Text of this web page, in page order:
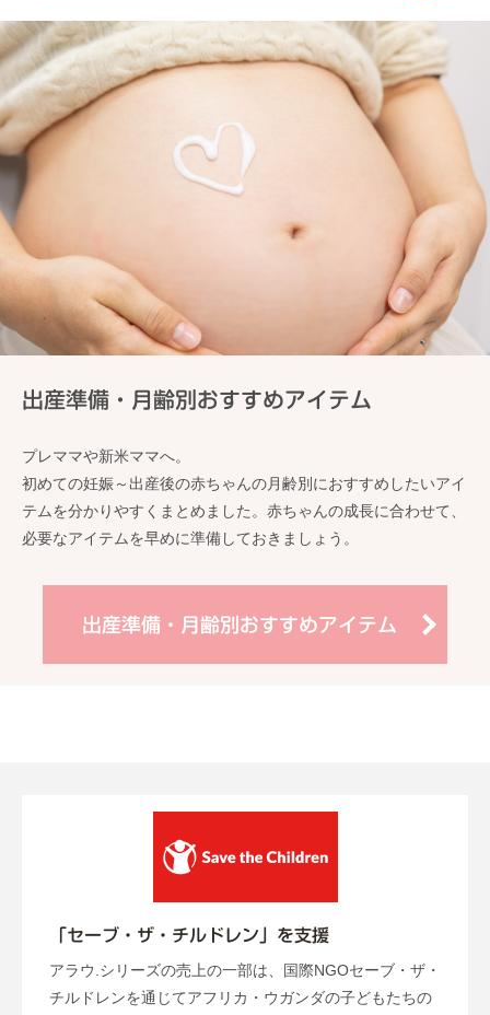
出産準備・月齢別おすすめアイテム
プレママや新米ママへ。
初めての妊娠～出産後の赤ちゃんの月齢別におすすめしたいアイ
テムを分かりやすくまとめました。赤ちゃんの成長に合わせて、
必要なアイテムを早めに準備しておきましょう。
出産準備・月齢別おすすめアイテム
「セーブ・ザ・チルドレン」を支援
アラウ.シリーズの売上の一部は、国際NGOセーブ・ザ・
チルドレンを通じてアフリカ・ウガンダの子どもたちの